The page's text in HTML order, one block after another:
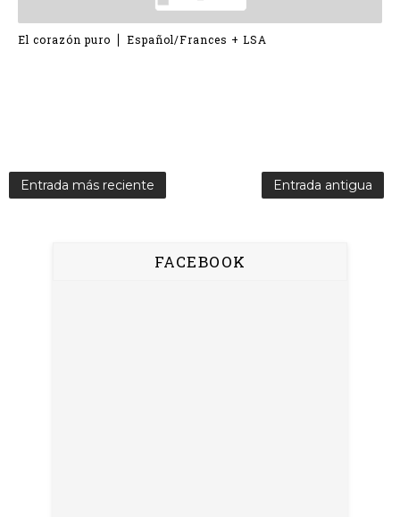
El corazón puro ⎪ Español/Frances + LSA
Entrada más reciente Entrada antigua
FACEBOOK